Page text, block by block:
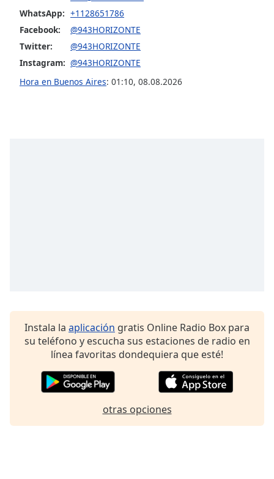
Font
Family
Reset
Close
WhatsApp: +1128651786
Facebook:
@943HORIZONTE
Twitter:
@943HORIZONTE
Instagram: @943HORIZONTE
Hora en Buenos Aires: 01:10, 08.08.2026
Instala la aplicación gratis Online Radio Box para
su teléfono y escucha sus estaciones de radio en
línea favoritas dondequiera que esté!
otras opciones